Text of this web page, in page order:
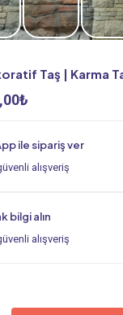
Taş | Karma
₺
1.200,00₺.
ile sipariş ver
alışveriş
bilgi alın
alışveriş